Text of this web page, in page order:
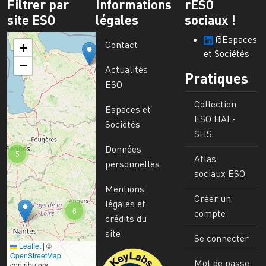
Filtrer par
site ESO
6
5
+
−
Leaflet | ©
OpenStreetMap
Informations
légales
Contact
Actualités
ESO
Espaces et
Sociétés
Données
personnelles
Mentions
légales et
crédits du
site
Image
rESO
sociaux !
@Espaces
et Sociétés
Pratiques
Collection
ESO HAL-
SHS
Atlas
sociaux ESO
Créer un
compte
Se connecter
Mot de passe